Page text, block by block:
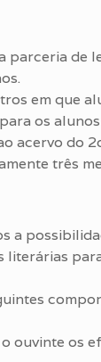
parceria de
em que
os
acervo do
três
a
literárias
ouvinte os